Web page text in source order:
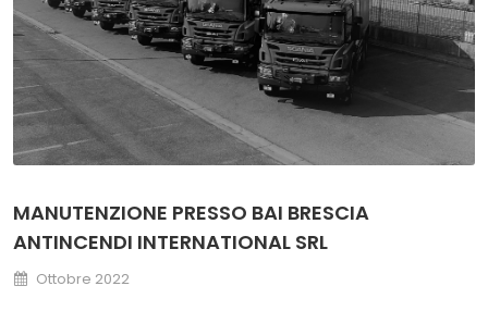
MANUTENZIONE PRESSO BAI BRESCIA
ANTINCENDI INTERNATIONAL SRL
Ottobre 2022